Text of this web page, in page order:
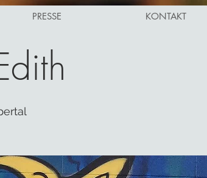
PRESSE KONTAKT